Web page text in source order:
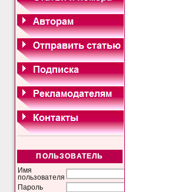
ПОЛЬЗОВАТЕЛЬ
Имя
пользователя
Пароль